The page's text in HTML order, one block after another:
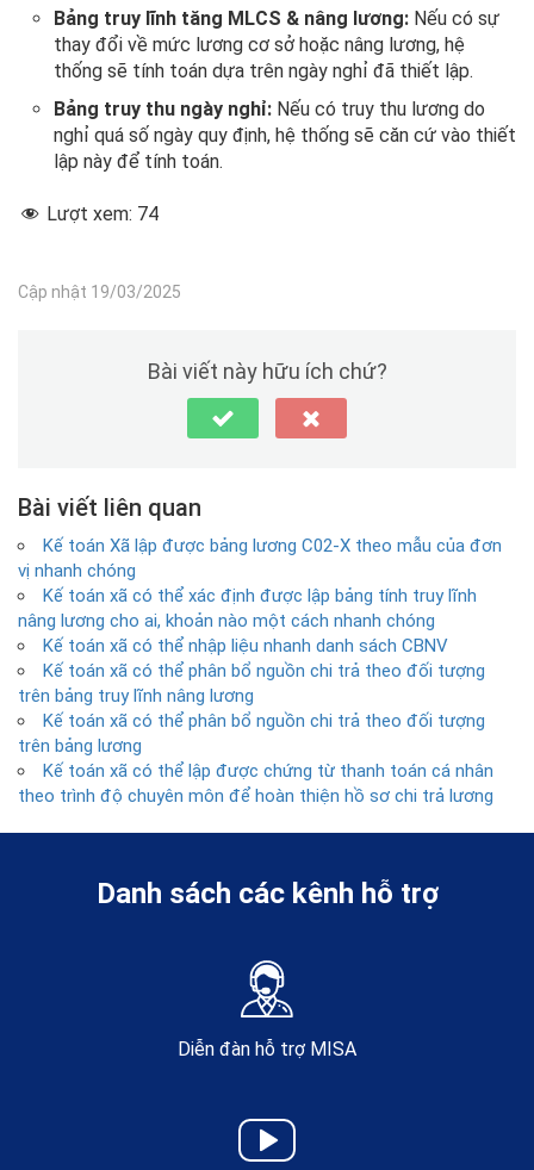
Bảng truy lĩnh tăng MLCS & nâng lương: Nếu có sự
thay đổi về mức lương cơ sở hoặc nâng lương, hệ
thống sẽ tính toán dựa trên ngày nghỉ đã thiết lập.
Bảng truy thu ngày nghỉ: Nếu có truy thu lương do
nghỉ quá số ngày quy định, hệ thống sẽ căn cứ vào thiết
lập này để tính toán.
Lượt xem: 74
Cập nhật 19/03/2025
Bài viết này hữu ích chứ?
Bài viết liên quan
Kế toán Xã lập được bảng lương C02-X theo mẫu của đơn
vị nhanh chóng
Kế toán xã có thể xác định được lập bảng tính truy lĩnh
nâng lương cho ai, khoản nào một cách nhanh chóng
Kế toán xã có thể nhập liệu nhanh danh sách CBNV
Kế toán xã có thể phân bổ nguồn chi trả theo đối tượng
trên bảng truy lĩnh nâng lương
Kế toán xã có thể phân bổ nguồn chi trả theo đối tượng
trên bảng lương
Kế toán xã có thể lập được chứng từ thanh toán cá nhân
theo trình độ chuyên môn để hoàn thiện hồ sơ chi trả lương
Danh sách các kênh hỗ trợ
Diễn đàn hỗ trợ MISA